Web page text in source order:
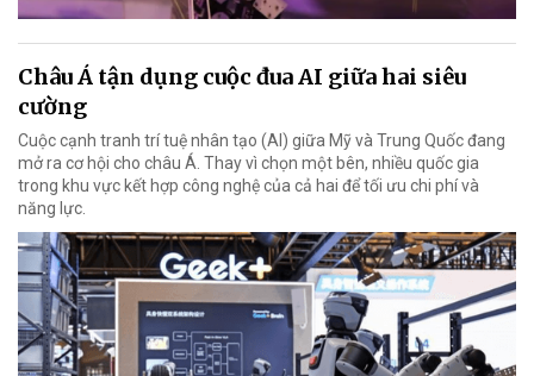
Châu Á tận dụng cuộc đua AI giữa hai siêu
cường
Cuộc cạnh tranh trí tuệ nhân tạo (AI) giữa Mỹ và Trung Quốc đang
mở ra cơ hội cho châu Á. Thay vì chọn một bên, nhiều quốc gia
trong khu vực kết hợp công nghệ của cả hai để tối ưu chi phí và
năng lực.